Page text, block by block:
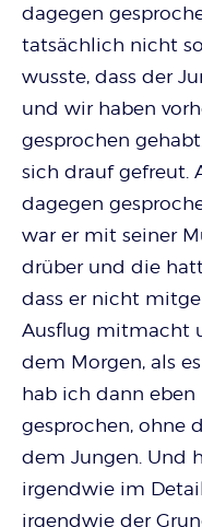
dagegen
tatsächlich nicht
wusste, dass der
und wir haben
gesprochen
sich drauf gefreut.
dagegen
war er mit seiner
drüber und die
dass er nicht
Ausflug mitmacht
dem Morgen, als
hab ich dann
gesprochen, ohne
dem Jungen. Und
irgendwie im
irgendwie der